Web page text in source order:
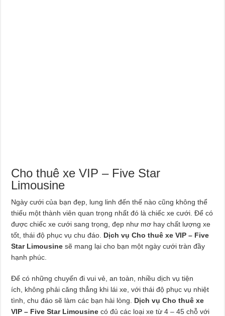
Cho thuê xe VIP – Five Star
Limousine
Ngày cưới của bạn đẹp, lung linh đến thế nào cũng không thể
thiếu một thành viên quan trọng nhất đó là chiếc xe cưới. Để có
được chiếc xe cưới sang trọng, đẹp như mơ hay chất lượng xe
tốt, thái độ phục vụ chu đáo. Dịch vụ Cho thuê xe VIP – Five
Star Limousine sẽ mang lại cho bạn một ngày cưới tràn đầy
hạnh phúc.
Để có những chuyến đi vui vẻ, an toàn, nhiều dịch vụ tiện
ích, không phải căng thẳng khi lái xe, với thái độ phục vụ nhiệt
tình, chu đáo sẽ làm các bạn hài lòng.
Dịch vụ Cho thuê xe
VIP – Five Star Limousinecó đủ các loại xe từ 4 – 45 chỗ với